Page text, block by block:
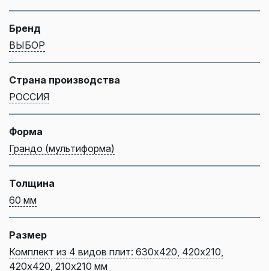
Бренд
ВЫБОР
Страна производства
РОССИЯ
Форма
Грандо (мультиформа)
Толщина
60 мм
Размер
Комплект из 4 видов плит: 630х420, 420х210,
420х420, 210х210 мм